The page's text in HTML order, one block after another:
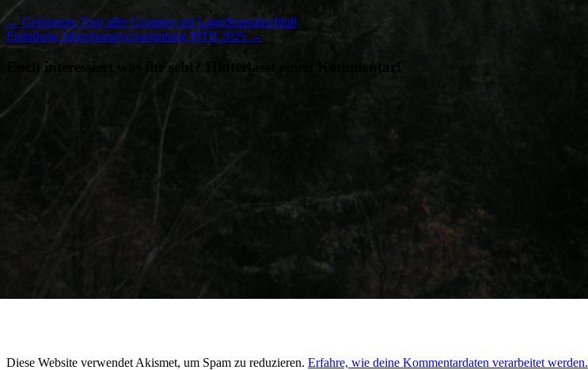
← Gelungene Tour aller Gruppen mit Lagerfeuerabschluß
Einladung Jahreshauptversammlung MTB 2025 →
Euch interessiert was ihr seht? Hinterlasst einen Kommentar!
Diese Website verwendet Akismet, um Spam zu reduzieren. Erfahre, wie deine Kommentardaten verarbeitet werden.